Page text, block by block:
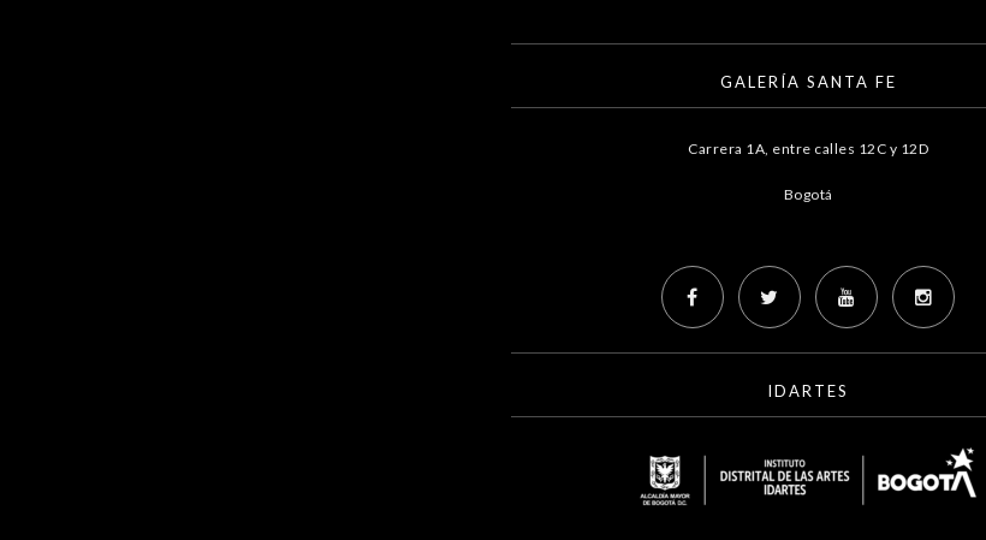
GALERÍA SANTA FE
Carrera 1A, entre calles 12C y 12D
Bogotá
IDARTES